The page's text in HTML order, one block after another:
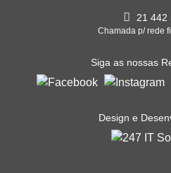
21 442
Chamada p/ rede
Siga as nossas
Design e